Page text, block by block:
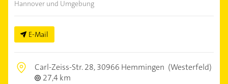
Hannover und Umgebung
E-Mail
Carl-Zeiss-Str. 28,30966 Hemmingen (Westerfeld)
27,4 km